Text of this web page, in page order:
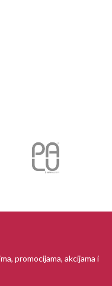
promocijama, akcijama i